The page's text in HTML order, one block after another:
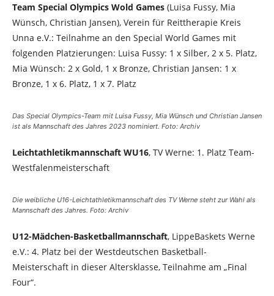
Team Special Olympics Wold Games (Luisa Fussy, Mia
Wünsch, Christian Jansen), Verein für Reittherapie Kreis
Unna e.V.: Teilnahme an den Special World Games mit
folgenden Platzierungen: Luisa Fussy: 1 x Silber, 2 x 5. Platz,
Mia Wünsch: 2 x Gold, 1 x Bronze, Christian Jansen: 1 x
Bronze, 1 x 6. Platz, 1 x 7. Platz
Das Special Olympics-Team mit Luisa Fussy, Mia Wünsch und Christian Jansen
ist als Mannschaft des Jahres 2023 nominiert. Foto: Archiv
Leichtathletikmannschaft WU16, TV Werne: 1. Platz Team-
Westfalenmeisterschaft
Die weibliche U16-Leichtathletikmannschaft des TV Werne steht zur Wahl als
Mannschaft des Jahres. Foto: Archiv
U12-Mädchen-Basketballmannschaft, LippeBaskets Werne
e.V.: 4. Platz bei der Westdeutschen Basketball-
Meisterschaft in dieser Altersklasse, Teilnahme am „Final
Four“.